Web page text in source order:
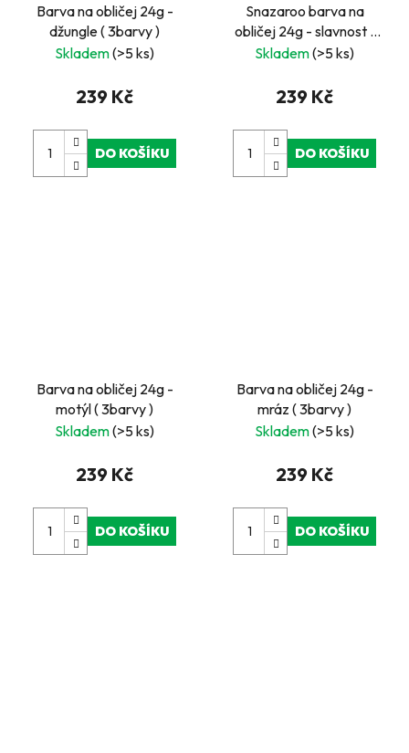
Barva na obličej 24g -
džungle ( 3barvy )
Skladem(>5 ks)
239 Kč
DO KOŠÍKU
Snazaroo barva na
obličej 24g - slavnost (
3barvy )
Skladem(>5 ks)
239 Kč
DO KOŠÍKU
Barva na obličej 24g -
motýl ( 3barvy )
Skladem(>5 ks)
239 Kč
DO KOŠÍKU
Barva na obličej 24g -
mráz ( 3barvy )
Skladem(>5 ks)
239 Kč
DO KOŠÍKU